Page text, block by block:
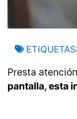
ETIQUETAS
Presta
pantalla, esta